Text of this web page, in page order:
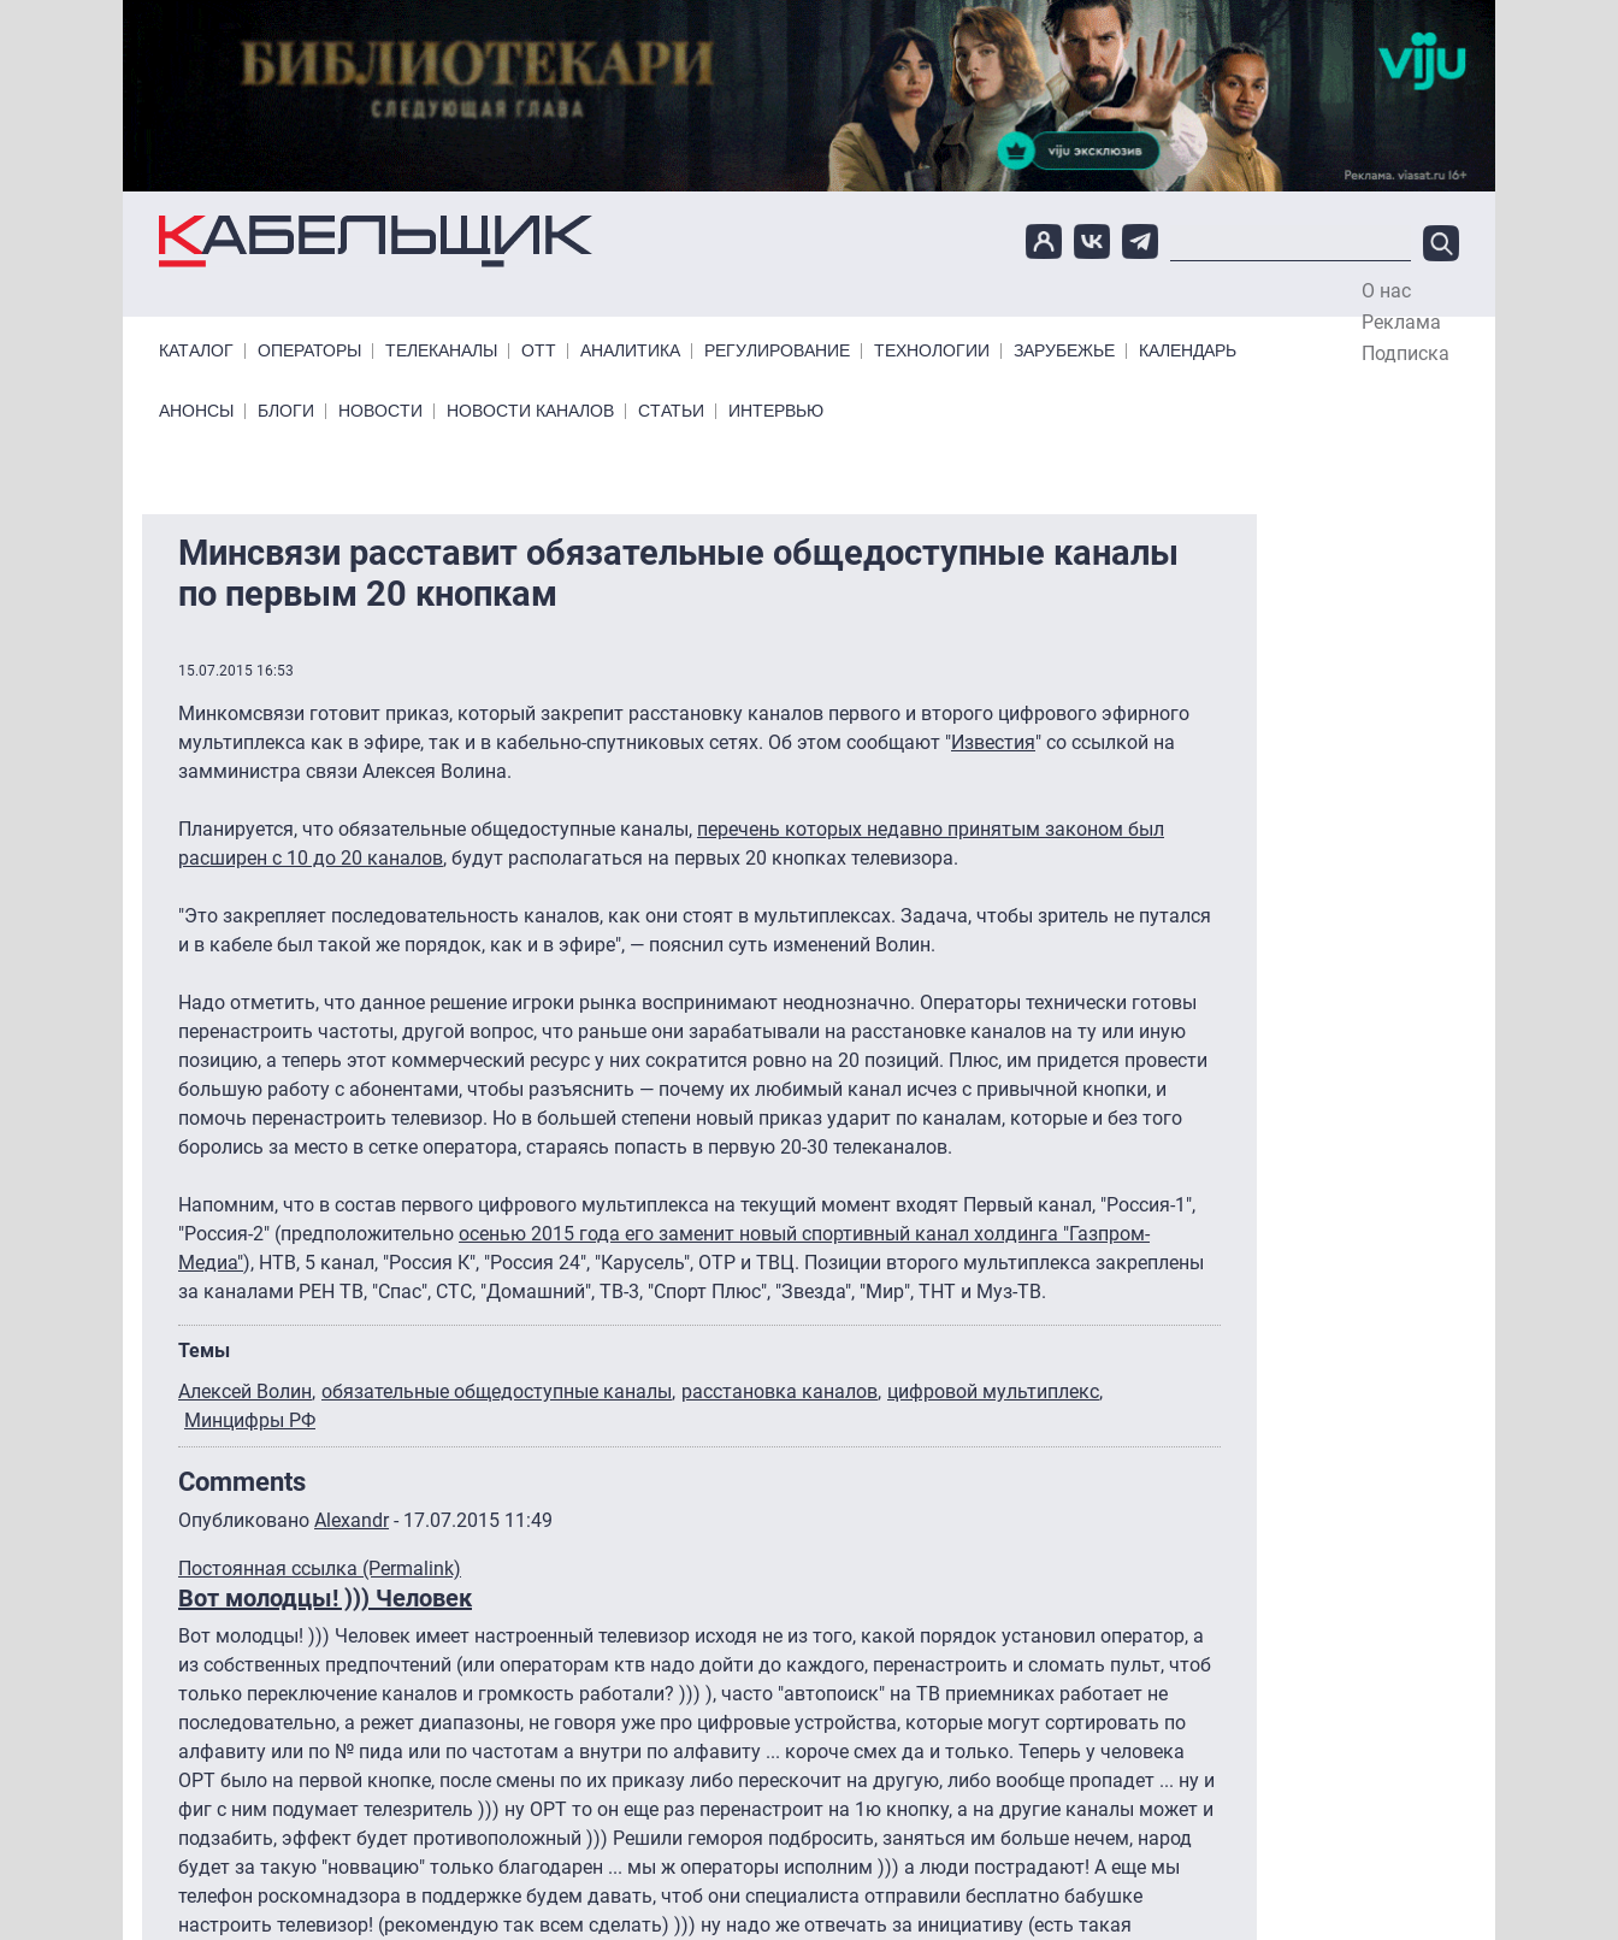
О нас
Реклама
Подписка
КАТАЛОГ ОПЕРАТОРЫ ТЕЛЕКАНАЛЫ ОТТ АНАЛИТИКА РЕГУЛИРОВАНИЕ ТЕХНОЛОГИИ ЗАРУБЕЖЬЕ КАЛЕНДАРЬ
Primary links bottom
АНОНСЫ БЛОГИ НОВОСТИ НОВОСТИ КАНАЛОВ СТАТЬИ ИНТЕРВЬЮ
Минсвязи расставит обязательные общедоступные каналы
по первым 20 кнопкам
15.07.2015 16:53
Минкомсвязи готовит приказ, который закрепит расстановку каналов первого и второго цифрового эфирного
мультиплекса как в эфире, так и в кабельно-спутниковых сетях. Об этом сообщают "Известия" со ссылкой на
замминистра связи Алексея Волина.
Планируется, что обязательные общедоступные каналы, перечень которых недавно принятым законом был
расширен с 10 до 20 каналов, будут располагаться на первых 20 кнопках телевизора.
"Это закрепляет последовательность каналов, как они стоят в мультиплексах. Задача, чтобы зритель не путался
и в кабеле был такой же порядок, как и в эфире", — пояснил суть изменений Волин.
Надо отметить, что данное решение игроки рынка воспринимают неоднозначно. Операторы технически готовы
перенастроить частоты, другой вопрос, что раньше они зарабатывали на расстановке каналов на ту или иную
позицию, а теперь этот коммерческий ресурс у них сократится ровно на 20 позиций. Плюс, им придется провести
большую работу с абонентами, чтобы разъяснить — почему их любимый канал исчез с привычной кнопки, и
помочь перенастроить телевизор. Но в большей степени новый приказ ударит по каналам, которые и без того
боролись за место в сетке оператора, стараясь попасть в первую 20-30 телеканалов.
Напомним, что в состав первого цифрового мультиплекса на текущий момент входят Первый канал, "Россия-1″,
"Россия-2″ (предположительно осенью 2015 года его заменит новый спортивный канал холдинга "Газпром-
Медиа"), НТВ, 5 канал, "Россия К", "Россия 24″, "Карусель", ОТР и ТВЦ. Позиции второго мультиплекса закреплены
за каналами РЕН ТВ, "Спас", СТС, "Домашний", ТВ-3, "Спорт Плюс", "Звезда", "Мир", ТНТ и Муз-ТВ.
Темы
Алексей Волин обязательные общедоступные каналы расстановка каналов цифровой мультиплекс
Минцифры РФ
Comments
Опубликовано Alexandr- 17.07.2015 11:49
Постоянная ссылка (Permalink)
Вот молодцы! ))) Человек
Вот молодцы! ))) Человек имеет настроенный телевизор исходя не из того, какой порядок установил оператор, а
из собственных предпочтений (или операторам ктв надо дойти до каждого, перенастроить и сломать пульт, чтоб
только переключение каналов и громкость работали? ))) ), часто "автопоиск" на ТВ приемниках работает не
последовательно, а режет диапазоны, не говоря уже про цифровые устройства, которые могут сортировать по
алфавиту или по № пида или по частотам а внутри по алфавиту ... короче смех да и только. Теперь у человека
ОРТ было на первой кнопке, после смены по их приказу либо перескочит на другую, либо вообще пропадет ... ну и
фиг с ним подумает телезритель ))) ну ОРТ то он еще раз перенастроит на 1ю кнопку, а на другие каналы может и
подзабить, эффект будет противоположный ))) Решили гемороя подбросить, заняться им больше нечем, народ
будет за такую "новвацию" только благодарен ... мы ж операторы исполним ))) а люди пострадают! А еще мы
телефон роскомнадзора в поддержке будем давать, чтоб они специалиста отправили бесплатно бабушке
настроить телевизор! (рекомендую так всем сделать) ))) ну надо же отвечать за инициативу (есть такая